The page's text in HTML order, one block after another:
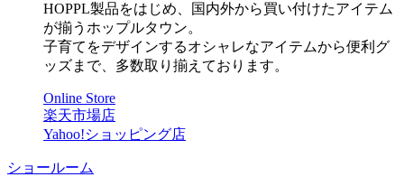
HOPPL製品をはじめ、国内外から買い付けたアイテム
が揃うホップルタウン。
子育てをデザインするオシャレなアイテムから便利グ
ッズまで、多数取り揃えております。
Online Store
楽天市場店
Yahoo!ショッピング店
ショールーム